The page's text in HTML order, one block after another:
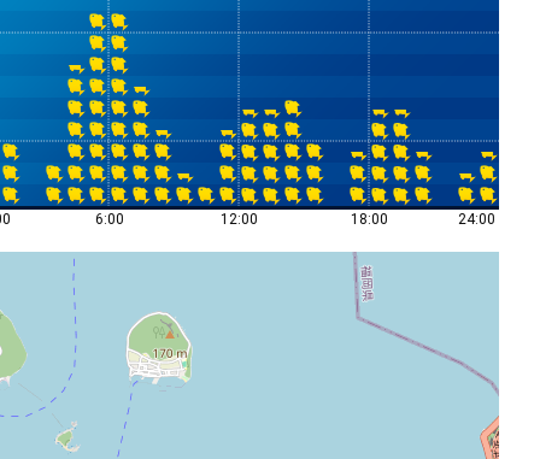
6:00 12:00 18:00 24:00